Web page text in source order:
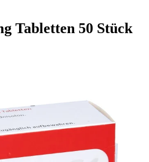
Tabletten 50 Stück